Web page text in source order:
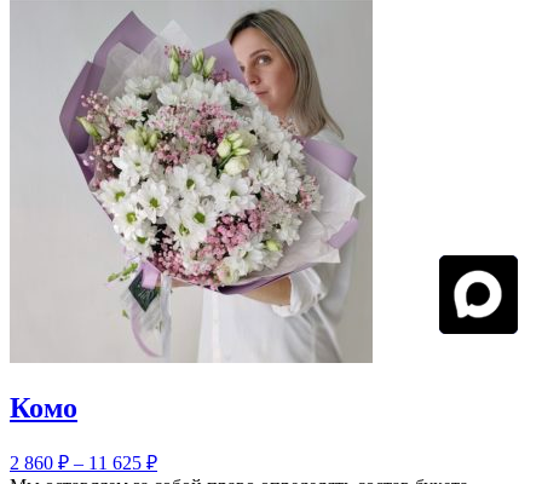
Комо
2 860 ₽ – 11 625 ₽